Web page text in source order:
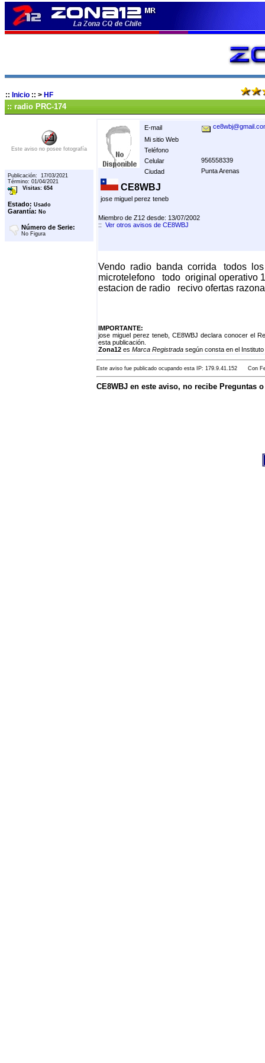
:: Inicio :: > HF
:: radio PRC-174
Este aviso no posee fotografía
Publicación: 17/03/2021
Término: 01/04/2021
Visitas: 654
Estado: Usado
Garantía: No
Número de Serie:
No Figura
E-mail
Mi sitio Web
Teléfono
Celular
956558339
Ciudad
Punta Arenas
CE8WBJ
jose miguel perez teneb
Miembro de Z12 desde: 13/07/2002
:: Ver otros avisos de CE8WBJ
Vendo radio banda corrida todos
microtelefono todo original
estacion de radio recivo ofertas
IMPORTANTE:
jose miguel perez teneb, CE8WBJ declara conocer el
esta publicación.
Zona12 es Marca Registrada según consta en el
Este aviso fue publicado ocupando esta IP: 179.9.41.152 Con
CE8WBJ en este aviso, no recibe Preguntas